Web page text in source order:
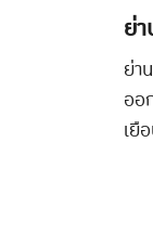
ย่
ย่า
ออ
เยื